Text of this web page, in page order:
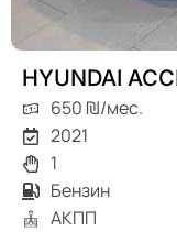
HYUNDAI
650 ₪/мес.
2021
1
Бензин
АКПП